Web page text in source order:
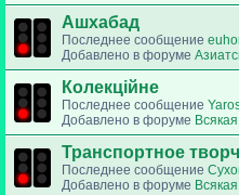
Ашхабад
Последнее сообщение
Добавлено в форуме
Колекційне
Последнее сообщение
Добавлено в форуме
Транспортное
Последнее сообщение
Добавлено в форуме